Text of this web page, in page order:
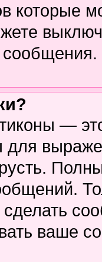
которые
сообщения.
—
сделать
ваше